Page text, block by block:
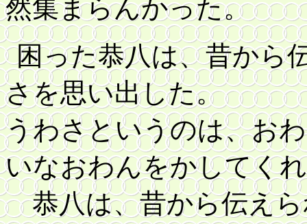
然集まらんかった。
困った恭八は、昔から
さを思い出した。
うわさというのは、お
いなおわんをかしてく
恭八は、昔から伝えら